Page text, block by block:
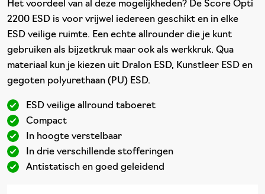
Het voordeel van al deze mogelijkheden? De Score Opti
2200 ESD is voor vrijwel iedereen geschikt en in elke
ESD veilige ruimte. Een echte allrounder die je kunt
gebruiken als bijzetkruk maar ook als werkkruk. Qua
materiaal kun je kiezen uit Dralon ESD, Kunstleer ESD en
gegoten polyurethaan (PU) ESD.
ESD veilige allround taboeret
Compact
In hoogte verstelbaar
In drie verschillende stofferingen
Antistatisch en goed geleidend